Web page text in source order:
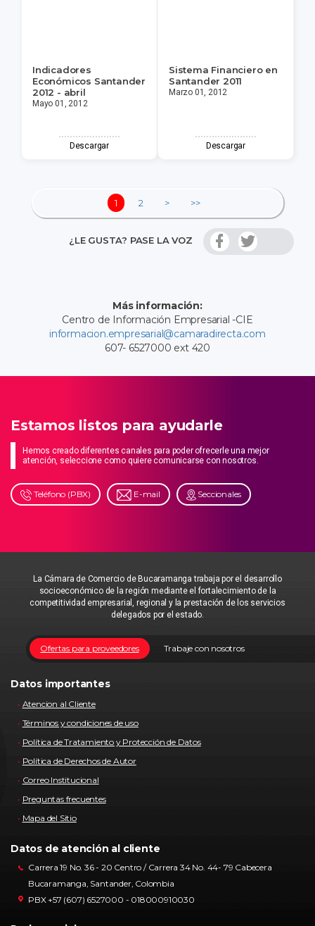
Indicadores
Económicos Santander
2012 - abril
Mayo 01, 2012
Descargar
Sistema Financiero en
Santander 2011
Marzo 01, 2012
Descargar
1 2 > >>
¿LE GUSTA? PASE LA VOZ
Más información:
Centro de Información Empresarial -CIE
informacion.empresarial@camaradirecta.com
607- 6527000 ext 420
Estamos listos para ayudarle
Hemos creado diferentes canales para poder ofrecerle una mejor
atención, seleccione como quiere comunicarse con nosotros.
Teléfono (PBX) E-mail Seccionales
La Cámara de Comercio de Bucaramanga trabaja por el desarrollo
socioeconómico de la región mediante el fortalecimiento de la
competitividad empresarial, regional y la prestación de los servicios
delegados por el estado.
Trabaje con nosotros
Ofertas para proveedores
Datos importantes
Atencion al Cliente
Términos y condiciones de uso
Política de Tratamiento y Protección de Datos
Política de Derechos de Autor
Correo Institucional
Preguntas frecuentes
Mapa del Sitio
Datos de atención al cliente
Carrera 19 No. 36 - 20 Centro / Carrera 34 No. 44- 79 Cabecera
Bucaramanga, Santander, Colombia
PBX +57 (607) 6527000 - 018000910030